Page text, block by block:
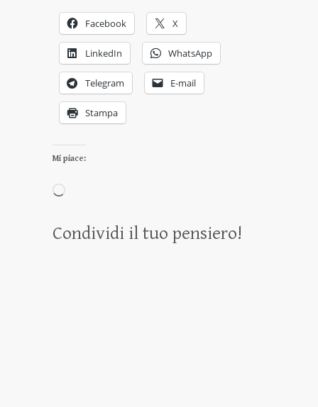
Facebook X
LinkedIn WhatsApp
Telegram E-mail
Stampa
Mi piace:
Caricamento
corso…
Condividi il tuo pensiero!